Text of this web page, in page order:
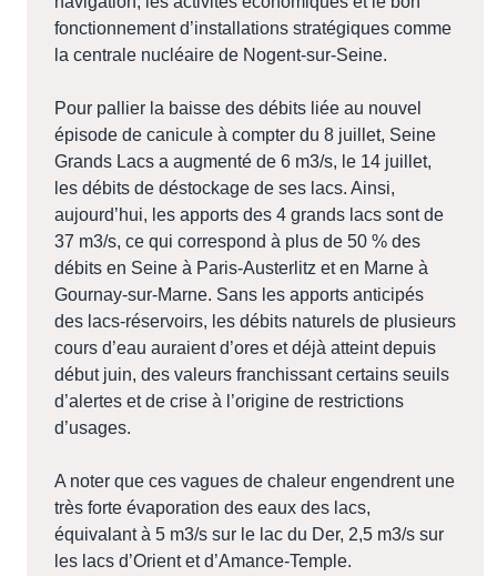
fonctionnement d’installations stratégiques comme
la centrale nucléaire de Nogent-sur-Seine.
Pour pallier la baisse des débits liée au nouvel
épisode de canicule à compter du 8 juillet, Seine
Grands Lacs a augmenté de 6 m3/s, le 14 juillet,
les débits de déstockage de ses lacs. Ainsi,
aujourd’hui, les apports des 4 grands lacs sont de
37 m3/s, ce qui correspond à plus de 50 % des
débits en Seine à Paris-Austerlitz et en Marne à
Gournay-sur-Marne. Sans les apports anticipés
des lacs-réservoirs, les débits naturels de plusieurs
cours d’eau auraient d’ores et déjà atteint depuis
début juin, des valeurs franchissant certains seuils
d’alertes et de crise à l’origine de restrictions
d’usages.
A noter que ces vagues de chaleur engendrent une
très forte évaporation des eaux des lacs,
équivalant à 5 m3/s sur le lac du Der, 2,5 m3/s sur
les lacs d’Orient et d’Amance-Temple.